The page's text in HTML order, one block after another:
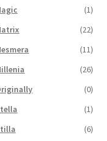
(1)
(22)
(11)
(26)
(0)
(1)
(6)